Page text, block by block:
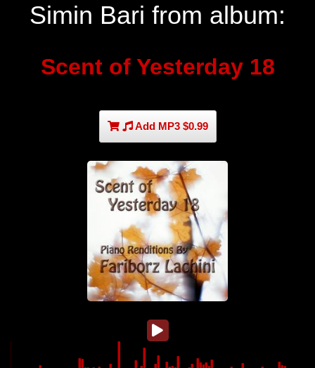
Simin Bari from album:
Scent of Yesterday 18
Add MP3 $0.99